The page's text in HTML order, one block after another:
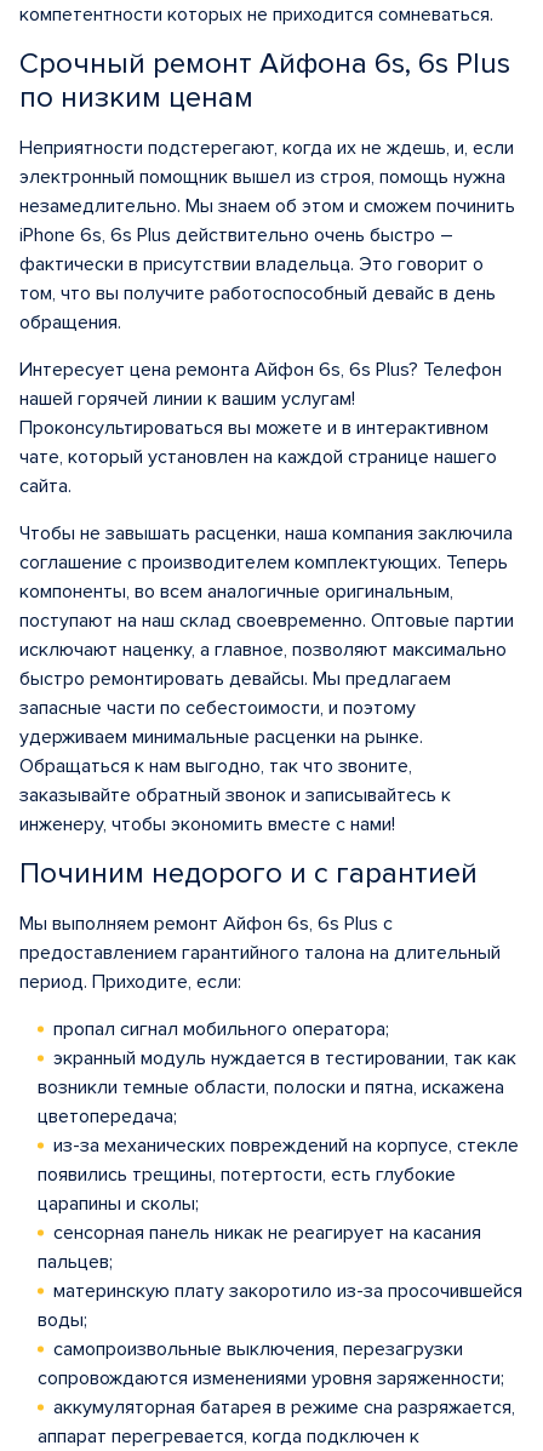
компетентности которых не приходится сомневаться.
Срочный ремонт Айфона 6s, 6s Plus
по низким ценам
Неприятности подстерегают, когда их не ждешь, и, если
электронный помощник вышел из строя, помощь нужна
незамедлительно. Мы знаем об этом и сможем починить
iPhone 6s, 6s Plus действительно очень быстро –
фактически в присутствии владельца. Это говорит о
том, что вы получите работоспособный девайс в день
обращения.
Интересует цена ремонта Айфон 6s, 6s Plus? Телефон
нашей горячей линии к вашим услугам!
Проконсультироваться вы можете и в интерактивном
чате, который установлен на каждой странице нашего
сайта.
Чтобы не завышать расценки, наша компания заключила
соглашение с производителем комплектующих. Теперь
компоненты, во всем аналогичные оригинальным,
поступают на наш склад своевременно. Оптовые партии
исключают наценку, а главное, позволяют максимально
быстро ремонтировать девайсы. Мы предлагаем
запасные части по себестоимости, и поэтому
удерживаем минимальные расценки на рынке.
Обращаться к нам выгодно, так что звоните,
заказывайте обратный звонок и записывайтесь к
инженеру, чтобы экономить вместе с нами!
Починим недорого и с гарантией
Мы выполняем ремонт Айфон 6s, 6s Plus с
предоставлением гарантийного талона на длительный
период. Приходите, если:
пропал сигнал мобильного оператора;
экранный модуль нуждается в тестировании, так как
возникли темные области, полоски и пятна, искажена
цветопередача;
из-за механических повреждений на корпусе, стекле
появились трещины, потертости, есть глубокие
царапины и сколы;
сенсорная панель никак не реагирует на касания
пальцев;
материнскую плату закоротило из-за просочившейся
воды;
самопроизвольные выключения, перезагрузки
сопровождаются изменениями уровня заряженности;
аккумуляторная батарея в режиме сна разряжается,
аппарат перегревается, когда подключен к